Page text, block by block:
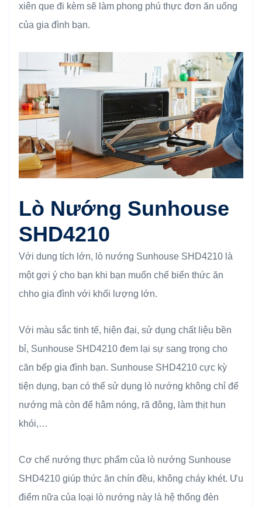
xiên que đi kèm sẽ làm phong phú thực đơn ăn uống
của gia đình bạn.
Lò Nướng Sunhouse
SHD4210
Với dung tích lớn, lò nướng Sunhouse SHD4210 là
một gợi ý cho bạn khi bạn muốn chế biến thức ăn
chho gia đình với khối lượng lớn.
Với màu sắc tinh tế, hiện đại, sử dụng chất liệu bền
bỉ, Sunhouse SHD4210 đem lại sự sang trọng cho
căn bếp gia đình bạn. Sunhouse SHD4210 cực kỳ
tiện dụng, bạn có thể sử dụng lò nướng không chỉ để
nướng mà còn để hâm nóng, rã đông, làm thịt hun
khói,…
Cơ chế nướng thực phẩm của lò nướng Sunhouse
SHD4210 giúp thức ăn chín đều, không cháy khét. Ưu
điểm nữa của loại lò nướng này là hệ thống đèn